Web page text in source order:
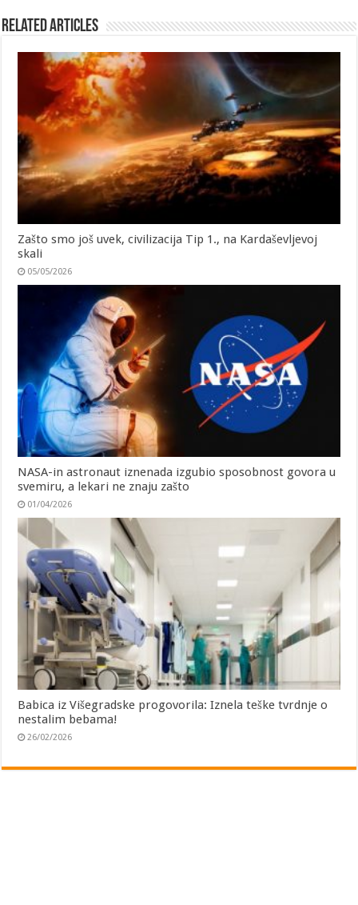
Related Articles
Zašto smo još uvek, civilizacija Tip 1., na Kardaševljevoj
skali
05/05/2026
NASA-in astronaut iznenada izgubio sposobnost govora u
svemiru, a lekari ne znaju zašto
01/04/2026
Babica iz Višegradske progovorila: Iznela teške tvrdnje o
nestalim bebama!
26/02/2026